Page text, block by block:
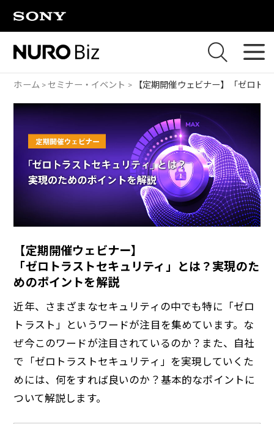
ホーム セミナー・イベント 【定期開催ウェビナー】 「ゼロト
【定期開催ウェビナー】
「ゼロトラストセキュリティ」とは？実現のた
めのポイントを解説
近年、さまざまなセキュリティの中でも特に「ゼロ
トラスト」というワードが注目を集めています。な
ぜ今このワードが注目されているのか？また、自社
で「ゼロトラストセキュリティ」を実現していくた
めには、何をすれば良いのか？基本的なポイントに
ついて解説します。